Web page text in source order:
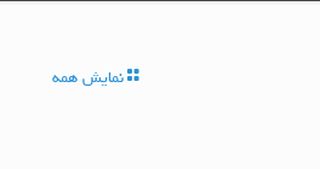
نمایش همه